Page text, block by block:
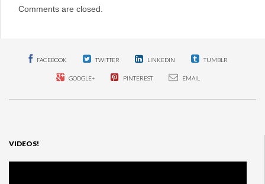
Comments are closed.
FACEBOOK TWITTER LINKEDIN TUMBLR
GOOGLE+ PINTEREST EMAIL
VIDEOS!